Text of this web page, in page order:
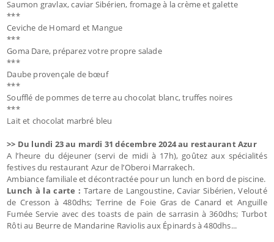
Saumon gravlax, caviar Sibérien, fromage à la crème et galette
***
Ceviche de Homard et Mangue
***
Goma Dare, préparez votre propre salade
***
Daube provençale de bœuf
***
Soufflé de pommes de terre au chocolat blanc, truffes noires
***
Lait et chocolat marbré bleu
>> Du lundi 23 au mardi 31 décembre 2024 au restaurant Azur
A l’heure du déjeuner (servi de midi à 17h), goûtez aux spécialités
festives du restaurant Azur de l’Oberoi Marrakech.
Ambiance familiale et décontractée pour un lunch en bord de piscine.
Lunch à la carte : Tartare de Langoustine, Caviar Sibérien, Velouté
de Cresson à 480dhs; Terrine de Foie Gras de Canard et Anguille
Fumée Servie avec des toasts de pain de sarrasin à 360dhs; Turbot
Rôti au Beurre de Mandarine Raviolis aux Épinards à 480dhs...